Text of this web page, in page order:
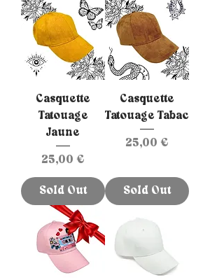
Casquette
Tatouage
Jaune
Prix
25,00 €
Sold Out
Casquette
Tatouage Tabac
Prix
25,00 €
Sold Out